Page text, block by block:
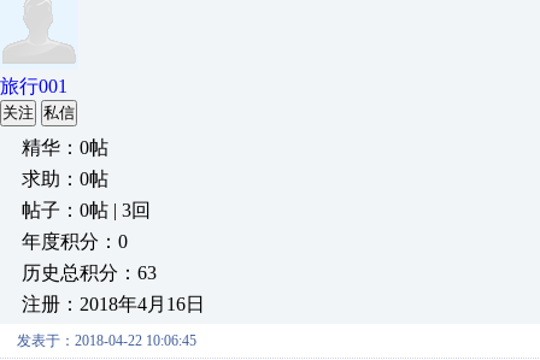
旅行001
关注 私信
精华：0帖
求助：0帖
帖子：0帖 | 3回
年度积分：0
历史总积分：63
注册：2018年4月16日
发表于：2018-04-22 10:06:45